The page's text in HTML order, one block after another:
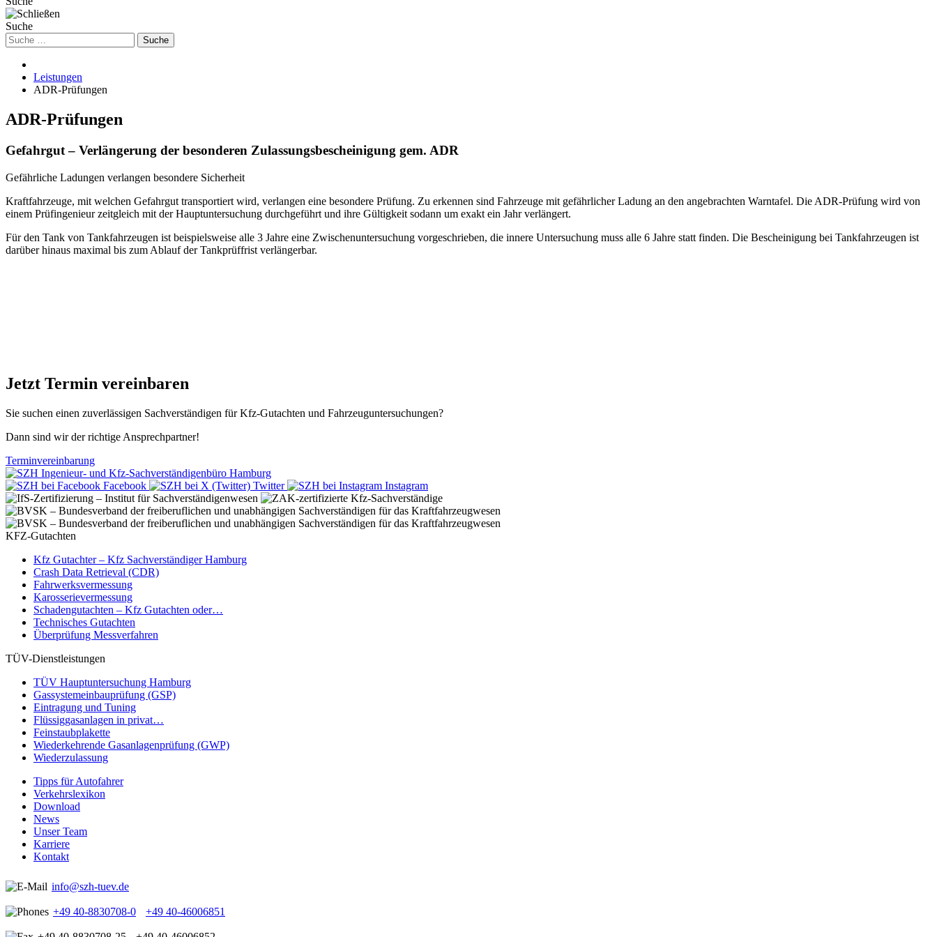
Suche
Suche
Leistungen
ADR-Prüfungen
ADR-Prüfungen
Gefahrgut – Verlängerung der besonderen Zulassungsbescheinigung gem. ADR
Gefährliche Ladungen verlangen besondere Sicherheit
Kraftfahrzeuge, mit welchen Gefahrgut transportiert wird, verlangen eine besondere Prüfung. Zu erkennen sind Fahrzeuge mit gefährlicher Ladung an den angebrachten Warntafel. Die ADR-Prüfung wird von
einem Prüfingenieur zeitgleich mit der Hauptuntersuchung durchgeführt und ihre Gültigkeit sodann um exakt ein Jahr verlängert.
Für den Tank von Tankfahrzeugen ist beispielsweise alle 3 Jahre eine Zwischenuntersuchung vorgeschrieben, die innere Untersuchung muss alle 6 Jahre statt finden. Die Bescheinigung bei Tankfahrzeugen ist
darüber hinaus maximal bis zum Ablauf der Tankprüffrist verlängerbar.
Jetzt Termin vereinbaren
Sie suchen einen zuverlässigen Sachverständigen für Kfz-Gutachten und Fahrzeuguntersuchungen?
Dann sind wir der richtige Ansprechpartner!
Terminvereinbarung
Facebook Twitter Instagram
KFZ-Gutachten
Kfz Gutachter – Kfz Sachverständiger Hamburg
Crash Data Retrieval (CDR)
Fahrwerksvermessung
Karosserievermessung
Schadengutachten – Kfz Gutachten oder…
Technisches Gutachten
Überprüfung Messverfahren
TÜV-Dienstleistungen
TÜV Hauptuntersuchung Hamburg
Gassystemeinbauprüfung (GSP)
Eintragung und Tuning
Flüssiggasanlagen in privat…
Feinstaubplakette
Wiederkehrende Gasanlagenprüfung (GWP)
Wiederzulassung
Tipps für Autofahrer
Verkehrslexikon
Download
News
Unser Team
Karriere
Kontakt
info@szh-tuev.de
+49 40-8830708-0 +49 40-46006851